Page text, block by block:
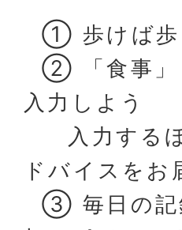
① 歩けば歩
② 「食事」
入力しよう
入力するほ
ドバイスをお
③ 毎日の記